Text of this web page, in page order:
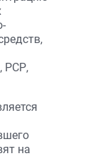
РСР,
на